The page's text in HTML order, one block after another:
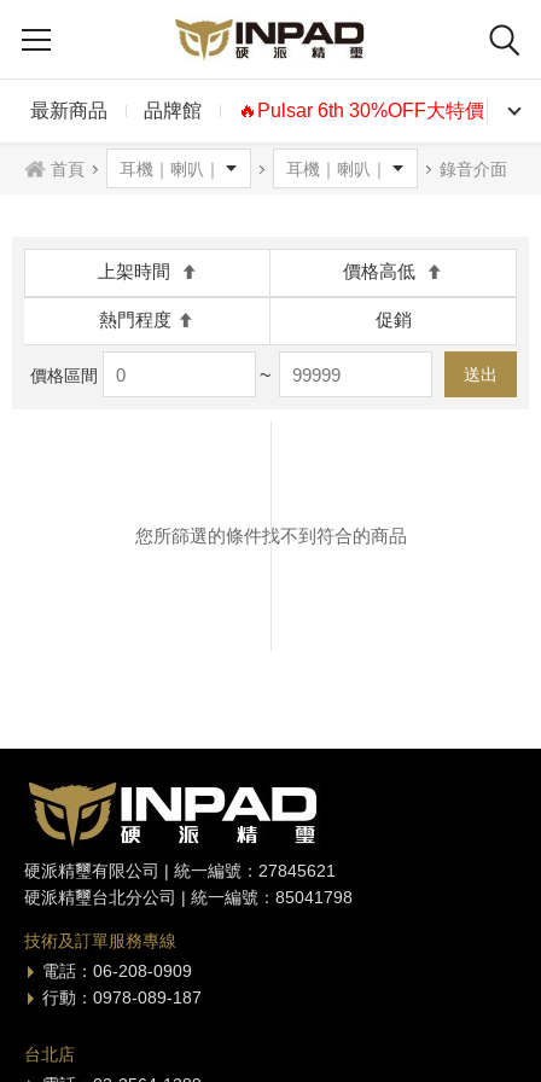
最新商品 品牌館 🔥Pulsar 6th 30%OFF大特價🔥
首頁 錄音介面
上架時間 價格高低
熱門程度 促銷
價格區間 ~ 送出
您所篩選的條件找不到符合的商品
硬派精璽有限公司 | 統一編號：27845621
硬派精璽台北分公司 | 統一編號：85041798
技術及訂單服務專線
電話：06-208-0909
行動：0978-089-187
台北店